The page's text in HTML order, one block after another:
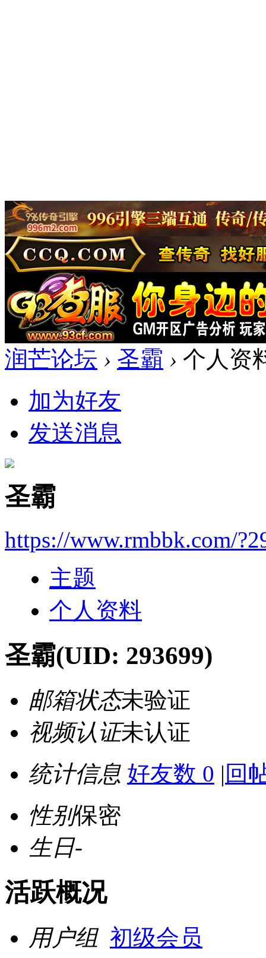
润芒论坛 › 圣霸 › 个人资
加为好友
发送消息
圣霸
https://www.rmbbk.com/
主题
个人资料
圣霸(UID: 293699)
邮箱状态未验证
视频认证未认证
统计信息 好友数 0 | 回
性别保密
生日-
活跃概况
用户组 初级会员